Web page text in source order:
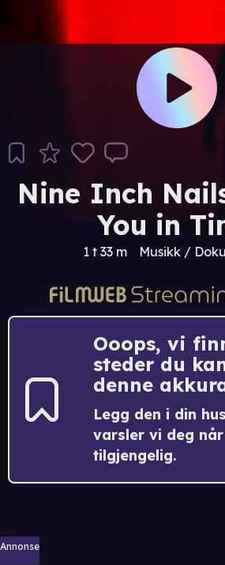
Nine Inch
You in
1 t 33 m Musikk /
Ooops, vi
steder du
denne
Legg den i din
varsler vi deg
tilgjengelig.
Annonse